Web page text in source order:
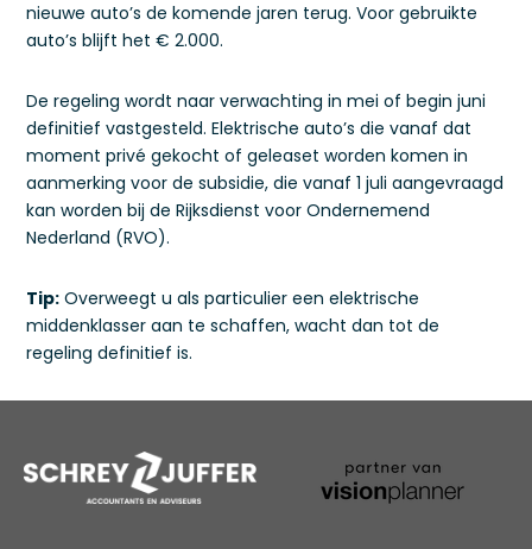
nieuwe auto’s de komende jaren terug. Voor gebruikte
auto’s blijft het € 2.000.
De regeling wordt naar verwachting in mei of begin juni
definitief vastgesteld. Elektrische auto’s die vanaf dat
moment privé gekocht of geleaset worden komen in
aanmerking voor de subsidie, die vanaf 1 juli aangevraagd
kan worden bij de Rijksdienst voor Ondernemend
Nederland (RVO).
Tip: Overweegt u als particulier een elektrische
middenklasser aan te schaffen, wacht dan tot de
regeling definitief is.